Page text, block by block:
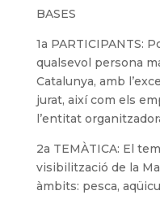
BASES
1a PARTICIPANTS:
qualsevol persona
Catalunya, amb
jurat, així com els
l’entitat
2a TEMÀTICA: El
visibilització de la
àmbits: pesca,